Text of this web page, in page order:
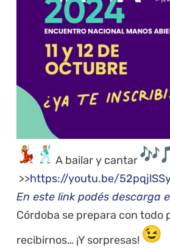
A bailar y cantar
>>https://youtu.be/
En este link podés descarga
Córdoba se prepara con todo
recibirnos… ¡Y sorpresas!